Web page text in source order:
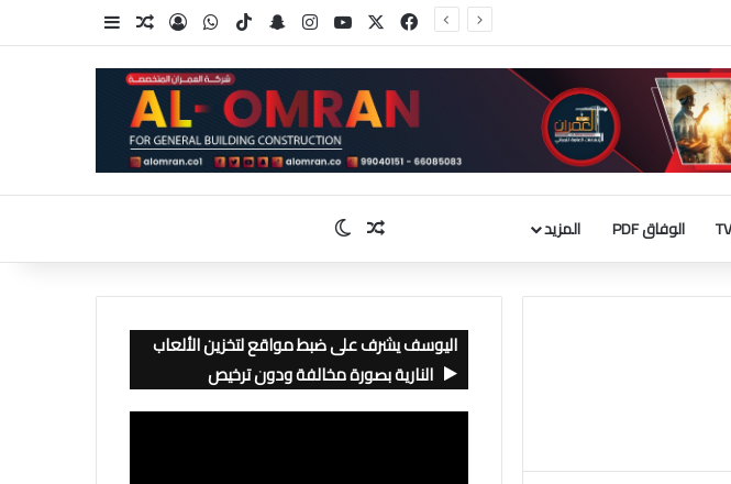
فيسبوك ‫YouTubeانستقرامسناب تشات
‫TikTok واتسابتسجيل الدخولمقال عشوائي
الوفاق PDF المزيد مقال عشوائي
اليوسف يشرف على ضبط مواقع لتخزين الألعاب
النارية بصورة مخالفة ودون ترخيص